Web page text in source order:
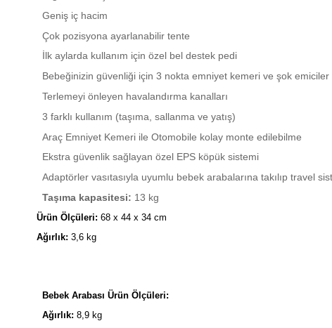
Geniş iç hacim
Çok pozisyona ayarlanabilir tente
İlk aylarda kullanım için özel bel destek pedi
Bebeğinizin güvenliği için 3 nokta emniyet kemeri ve şok emiciler
Terlemeyi önleyen havalandırma kanalları
3 farklı kullanım (taşıma, sallanma ve yatış)
Araç Emniyet Kemeri ile Otomobile kolay monte edilebilme
Ekstra güvenlik sağlayan özel EPS köpük sistemi
Adaptörler vasıtasıyla uyumlu bebek arabalarına takılıp travel
Taşıma kapasitesi: 13 kg
Ürün Ölçüleri: 68 x 44 x 34 cm
Ağırlık: 3,6 kg
Bebek Arabası Ürün Ölçüleri:
Ağırlık: 8,9 kg